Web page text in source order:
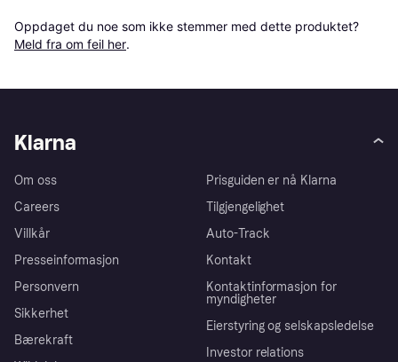
Oppdaget du noe som ikke stemmer med dette produktet?
Meld fra om feil her.
Klarna
Om oss
Careers
Villkår
Presseinformasjon
Personvern
Sikkerhet
Bærekraft
Prisguiden er nå Klarna
Tilgjengelighet
Auto-Track
Kontakt
Kontaktinformasjon for
myndigheter
Eierstyring og selskapsledelse
Investor relations